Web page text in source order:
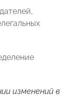
изменений в